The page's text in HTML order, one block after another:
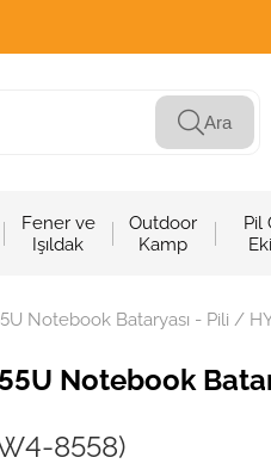
Ara
Fener ve
Işıldak
Outdoor
Kamp
Pil
Notebook Bataryası - Pili /
Notebook
8558)